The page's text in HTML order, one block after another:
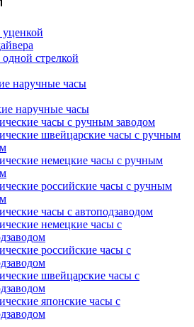
стрелкой
наручные часы
наручные часы
часы с ручным заводом
швейцарские часы с ручным
немецкие часы с ручным
российские часы с ручным
часы с автоподзаводом
немецкие часы с
российские часы с
швейцарские часы с
японские часы с